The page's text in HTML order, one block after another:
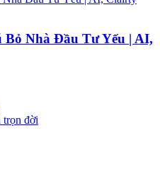
Nhà Đầu Tư Yếu | AI,